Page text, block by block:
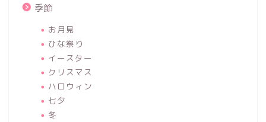
季節
お月見
ひな祭り
イースター
クリスマス
ハロウィン
七夕
冬